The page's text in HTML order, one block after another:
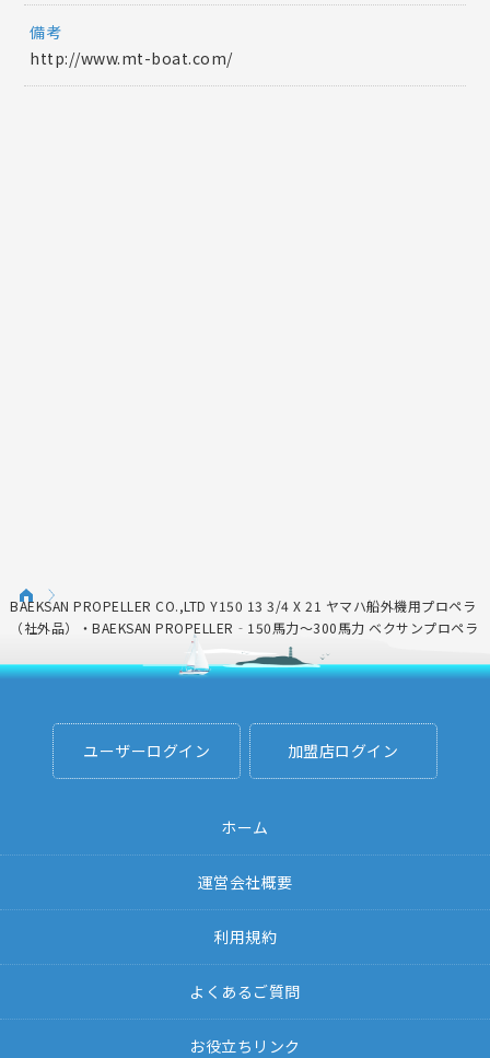
備考
http://www.mt-boat.com/
BAEKSAN PROPELLER CO.,LTD Y150 13 3/4 X 21 ヤマハ船外機用プロペラ
（社外品）・BAEKSAN PROPELLER‐150馬力～300馬力 ベクサンプロペラ
ユーザーログイン 加盟店ログイン
ホーム
運営会社概要
利用規約
よくあるご質問
お役立ちリンク